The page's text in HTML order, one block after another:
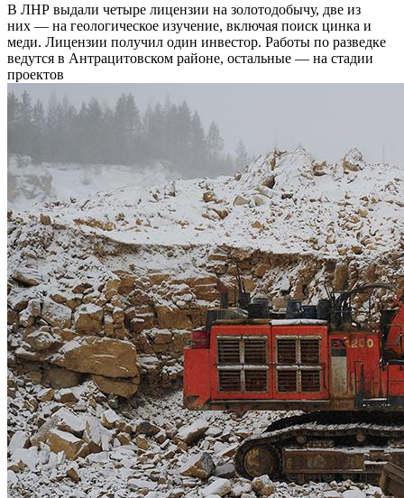
В ЛНР выдали четыре лицензии на золотодобычу, две из
них — на геологическое изучение, включая поиск цинка и
меди. Лицензии получил один инвестор. Работы по разведке
ведутся в Антрацитовском районе, остальные — на стадии
проектов